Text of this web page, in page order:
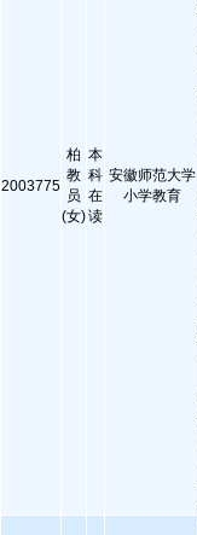
2003775
柏
教
员
(女)
本
科
在
读
安徽师范大学
小学教育